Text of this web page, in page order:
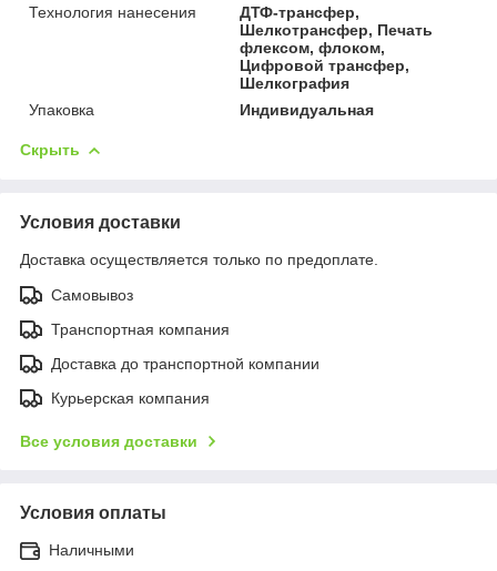
Технология нанесения
ДТФ-трансфер,
Шелкотрансфер, Печать
флексом, флоком,
Цифровой трансфер,
Шелкография
Упаковка
Индивидуальная
Скрыть
Условия доставки
Доставка осуществляется только по предоплате.
Самовывоз
Транспортная компания
Доставка до транспортной компании
Курьерская компания
Все условия доставки
Условия оплаты
Наличными